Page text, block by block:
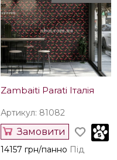
Zambaiti Parati Італія
Артикул: 81082
Замовити
14157 грн/панно Під